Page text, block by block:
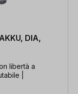
DIA,
libertà a
|